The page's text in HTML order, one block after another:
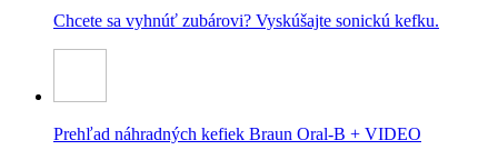
Chcete sa vyhnúť zubárovi? Vyskúšajte sonickú kefku.
Prehľad náhradných kefiek Braun Oral-B + VIDEO